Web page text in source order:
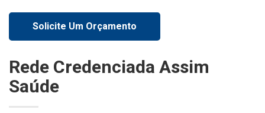
Solicite Um Orçamento
Rede Credenciada Assim
Saúde